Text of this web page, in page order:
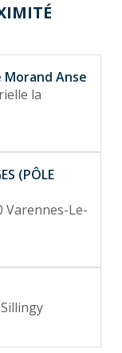
Morand Anse
la
(PÔLE
Varennes-Le-